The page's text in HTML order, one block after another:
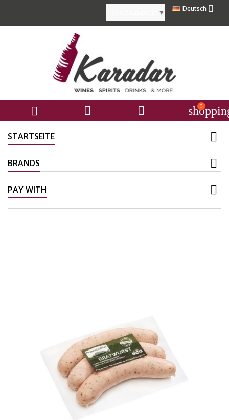
Deutsch 
▼
   0
STARTSEITE
BRANDS
PAY WITH